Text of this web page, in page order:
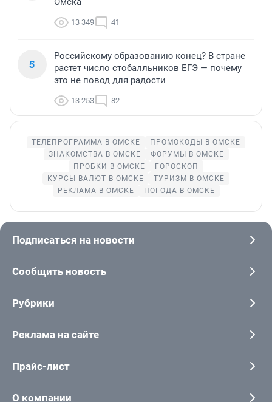
13 349 41
5
Российскому образованию конец? В стране
растет число стобалльников ЕГЭ — почему
это не повод для радости
13 253 82
ТЕЛЕПРОГРАММА В ОМСКЕ
ПРОМОКОДЫ В ОМСКЕ
ЗНАКОМСТВА В ОМСКЕ
ФОРУМЫ В ОМСКЕ
ПРОБКИ В ОМСКЕ
ГОРОСКОП
КУРСЫ ВАЛЮТ В ОМСКЕ
ТУРИЗМ В ОМСКЕ
РЕКЛАМА В ОМСКЕ
ПОГОДА В ОМСКЕ
Подписаться на новости
Сообщить новость
Рубрики
Реклама на сайте
Прайс-лист
О компании